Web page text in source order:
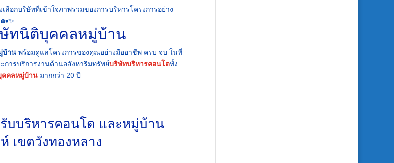
อกบริษัทที่เข้าใจภาพรวมของการบริหารโครงการอย่าง
ทนิติบุคคลหมู่บ้าน
บ้าน พร้อมดูแลโครงการของคุณอย่างมืออาชีพ ครบ จบ ในที่
การบริการงานด้านอสังหาริมทรัพย์บริษัทบริหารคอนโดทั้ง
คลหมู่บ้าน มากกว่า 20 ปี
รับบริหารคอนโด และหมู่บ้าน
เขตวังทองหลาง